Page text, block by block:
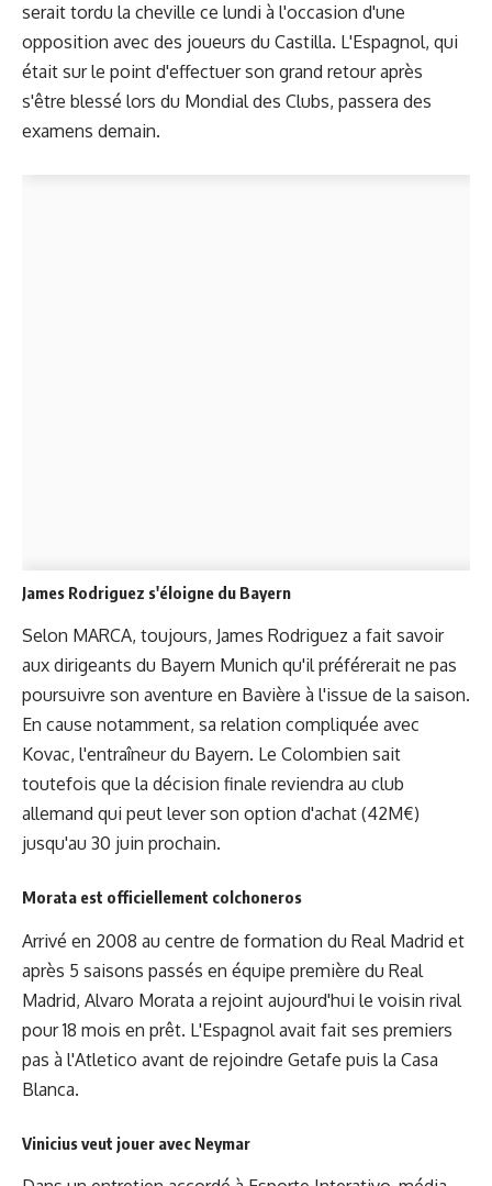
serait tordu la cheville ce lundi à l'occasion d'une
opposition avec des joueurs du Castilla. L'Espagnol, qui
était sur le point d'effectuer son grand retour après
s'être blessé lors du Mondial des Clubs, passera des
examens demain.
James Rodriguez s'éloigne du Bayern
Selon MARCA, toujours, James Rodriguez a fait savoir
aux dirigeants du Bayern Munich qu'il préférerait ne pas
poursuivre son aventure en Bavière à l'issue de la saison.
En cause notamment, sa relation compliquée avec
Kovac, l'entraîneur du Bayern. Le Colombien sait
toutefois que la décision finale reviendra au club
allemand qui peut lever son option d'achat (42M€)
jusqu'au 30 juin prochain.
Morata est officiellement colchoneros
Arrivé en 2008 au centre de formation du Real Madrid et
après 5 saisons passés en équipe première du Real
Madrid, Alvaro Morata a rejoint aujourd'hui le voisin rival
pour 18 mois en prêt. L'Espagnol avait fait ses premiers
pas à l'Atletico avant de rejoindre Getafe puis la Casa
Blanca.
Vinicius veut jouer avec Neymar